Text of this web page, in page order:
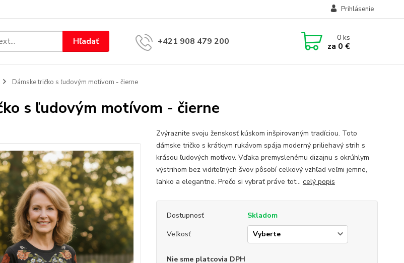
Prihlásenie
Hľadať +421 908 479 200 0ks
za 0 €
Dámske tričko s ľudovým motívom - čierne
s ľudovým motívom - čierne
Zvýraznite svoju ženskosť kúskom inšpirovaným tradíciou. Toto
dámske tričko s krátkym rukávom spája moderný priliehavý strih s
krásou ľudových motívov. Vďaka premyslenému dizajnu s okrúhlym
výstrihom bez viditeľných švov pôsobí celkový vzhľad veľmi jemne,
ľahko a elegantne. Prečo si vybrať práve tot... celý popis
Dostupnosť
Skladom
Veľkosť
Nie sme platcovia DPH